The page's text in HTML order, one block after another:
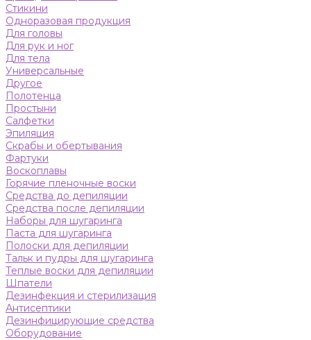
Стикини
Одноразовая продукция
Для головы
Для рук и ног
Для тела
Универсальные
Другое
Полотенца
Простыни
Салфетки
Эпиляция
Скрабы и обертывания
Фартуки
Воскоплавы
Горячие пленочные воски
Средства до депиляции
Средства после депиляции
Наборы для шугаринга
Паста для шугаринга
Полоски для депиляции
Тальк и пудры для шугаринга
Теплые воски для депиляции
Шпатели
Дезинфекция и стерилизация
Антисептики
Дезинфицирующие средства
Оборудование